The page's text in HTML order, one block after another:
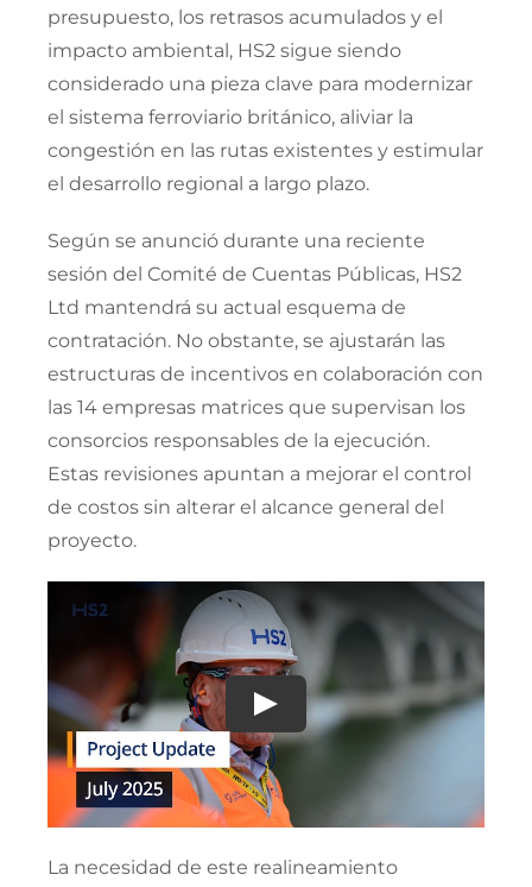
presupuesto, los retrasos acumulados y el
impacto ambiental, HS2 sigue siendo
considerado una pieza clave para modernizar
el sistema ferroviario británico, aliviar la
congestión en las rutas existentes y estimular
el desarrollo regional a largo plazo.
Según se anunció durante una reciente
sesión del Comité de Cuentas Públicas, HS2
Ltd mantendrá su actual esquema de
contratación. No obstante, se ajustarán las
estructuras de incentivos en colaboración con
las 14 empresas matrices que supervisan los
consorcios responsables de la ejecución.
Estas revisiones apuntan a mejorar el control
de costos sin alterar el alcance general del
proyecto.
La necesidad de este realineamiento